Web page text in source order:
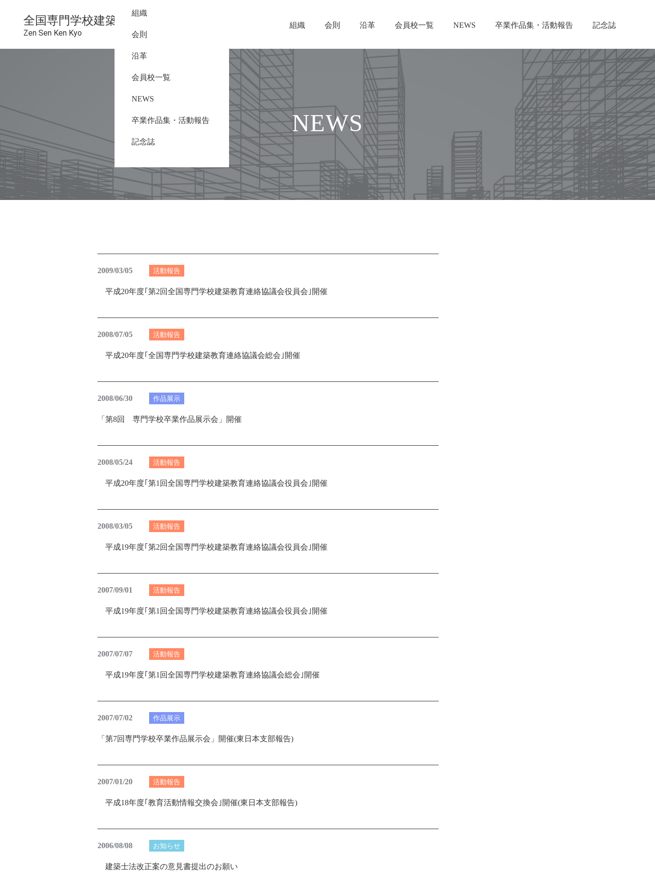
全国専門学校建築教育連絡協議会
Zen Sen Ken Kyo
組織 会則 沿革 会員校一覧 NEWS 卒業作品集・活動報告 記念誌
組織
会則
沿革
会員校一覧
NEWS
卒業作品集・活動報告
記念誌
NEWS
2009/03/05 活動報告
平成20年度｢第2回全国専門学校建築教育連絡協議会役員会｣開催
2008/07/05 活動報告
平成20年度｢全国専門学校建築教育連絡協議会総会｣開催
2008/06/30 作品展示
「第8回 専門学校卒業作品展示会」開催
2008/05/24 活動報告
平成20年度｢第1回全国専門学校建築教育連絡協議会役員会｣開催
2008/03/05 活動報告
平成19年度｢第2回全国専門学校建築教育連絡協議会役員会｣開催
2007/09/01 活動報告
平成19年度｢第1回全国専門学校建築教育連絡協議会役員会｣開催
2007/07/07 活動報告
平成19年度｢第1回全国専門学校建築教育連絡協議会総会｣開催
2007/07/02 作品展示
「第7回専門学校卒業作品展示会」開催(東日本支部報告)
2007/01/20 活動報告
平成18年度｢教育活動情報交換会｣開催(東日本支部報告)
2006/08/08 お知らせ
建築士法改正案の意見書提出のお願い